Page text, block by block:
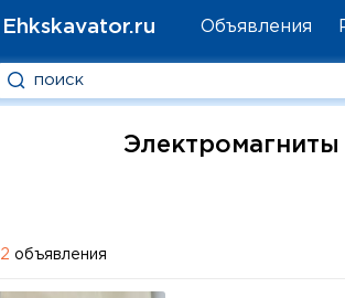
Ehkskavator.ru Объявления
Электромагниты
2 объявления